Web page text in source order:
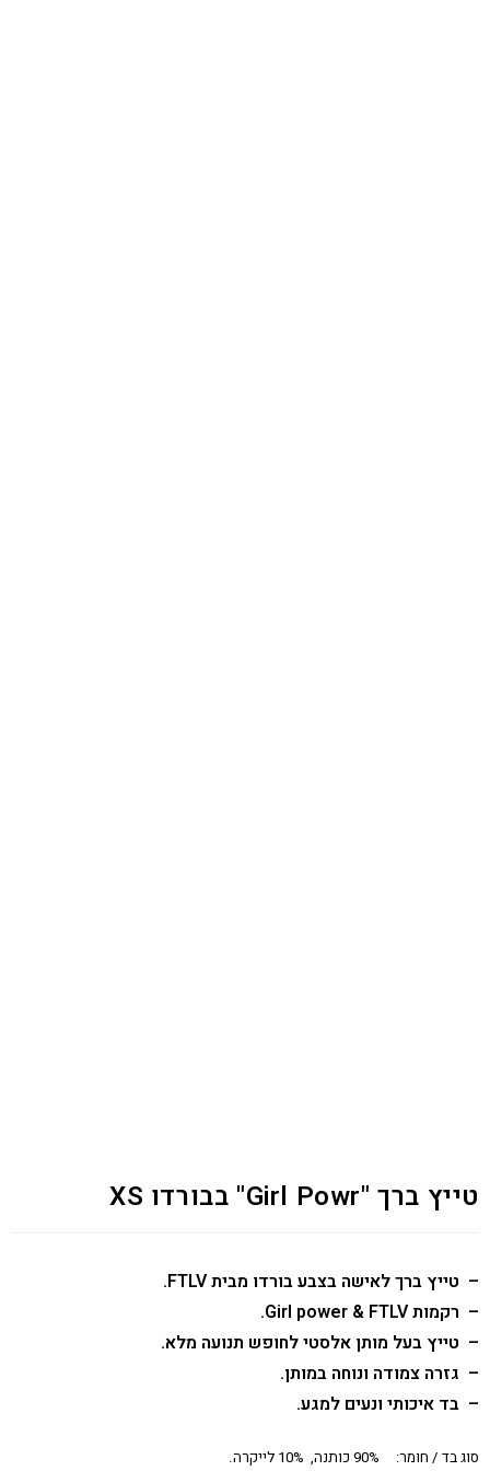
טייץ ברך "Girl Powr" בבורדו XS
– טייץ ברך לאישה בצבע בורדו מבית FTLV.
– רקמות Girl power & FTLV.
– טייץ בעל מותן אלסטי לחופש תנועה מלא.
– גזרה צמודה ונוחה במותן.
– בד איכותי ונעים למגע.
סוג בד / חומר: 90% כותנה, 10% לייקרה.